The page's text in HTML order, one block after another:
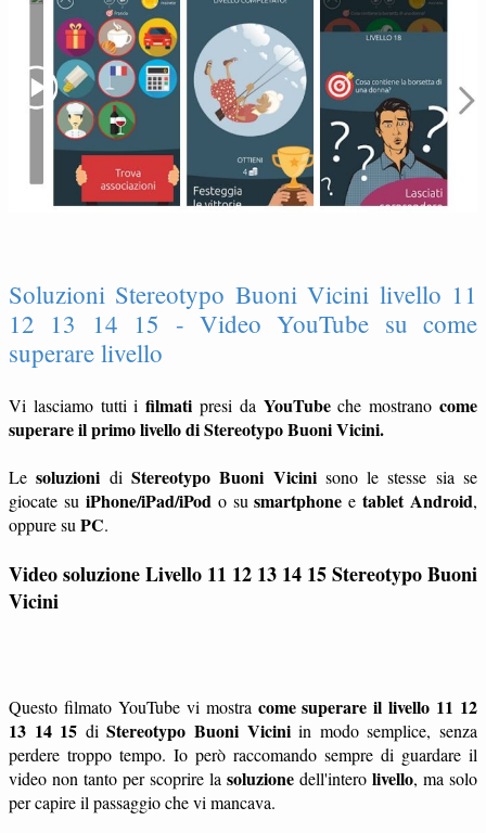
Soluzioni Stereotypo Buoni Vicini livello 11
12 13 14 15 - Video YouTube su come
superare livello
Vi lasciamo tutti ifilmati presi da YouTubeche mostranocome
superare il primo livello di Stereotypo Buoni Vicini.
Lesoluzioni di Stereotypo Buoni Vicinisono le stesse sia se
giocate su iPhone/iPad/iPod o susmartphone etablet Android,
oppure su PC.
Video soluzione Livello 11 12 13 14 15Stereotypo Buoni
Vicini
Questo filmato YouTube vi mostra come superare il livello 11 12
13 14 15 diStereotypo Buoni Viciniin modo semplice, senza
perdere troppo tempo. Io però raccomando sempre di guardare il
video non tanto per scoprire la soluzione dell'intero livello, ma solo
per capire il passaggio che vi mancava.